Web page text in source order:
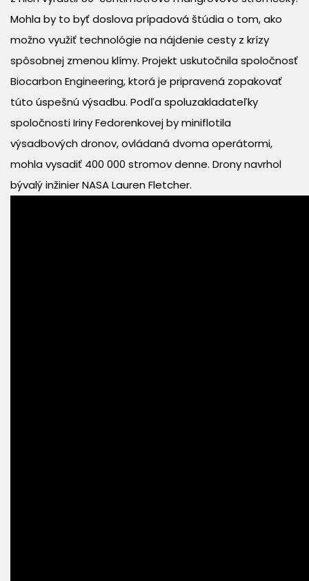
Mohla by to byť doslova prípadová štúdia o tom, ako
možno využiť technológie na nájdenie cesty z krízy
spôsobnej zmenou klímy. Projekt uskutočnila spoločnosť
Biocarbon Engineering, ktorá je pripravená zopakovať
túto úspešnú výsadbu. Podľa spoluzakladateľky
spoločnosti Iriny Fedorenkovej by miniflotila
výsadbových dronov, ovládaná dvoma operátormi,
mohla vysadiť 400 000 stromov denne. Drony navrhol
bývalý inžinier NASA Lauren Fletcher.